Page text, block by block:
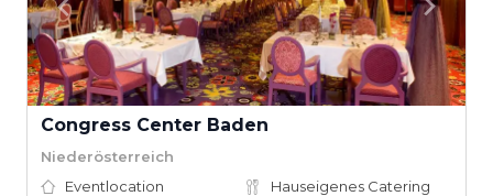
Congress Center Baden
Niederösterreich
Eventlocation
Hauseigenes Catering